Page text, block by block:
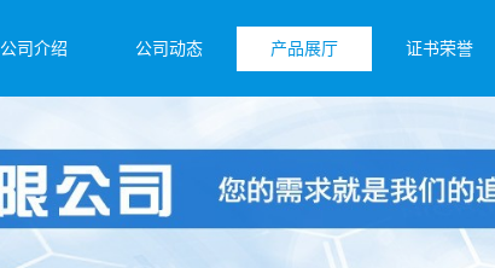
公司介绍 公司动态 产品展厅 证书荣誉